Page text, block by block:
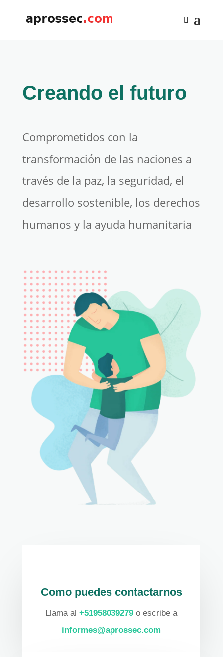
Creando el futuro
Comprometidos con la
transformación de las naciones a
través de la paz, la seguridad, el
desarrollo sostenible, los derechos
humanos y la ayuda humanitaria
Como puedes contactarnos
Llama al +51958039279 o escribe a
informes@aprossec.com